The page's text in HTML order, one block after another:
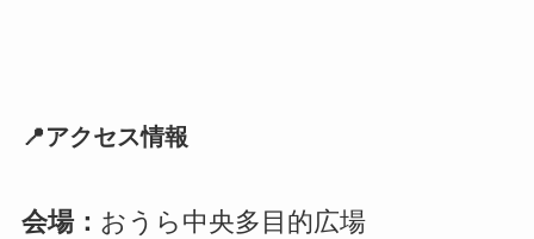
📍アクセス情報
会場： おうら中央多目的広場